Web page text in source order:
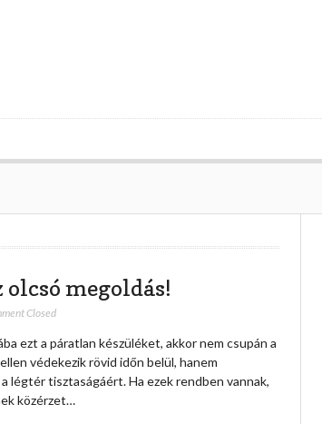
olcsó megoldás!
Closed
ezt a páratlan készüléket, akkor nem csupán a
védekezik rövid időn belül, hanem
légtér tisztaságáért. Ha ezek rendben vannak,
közérzet…